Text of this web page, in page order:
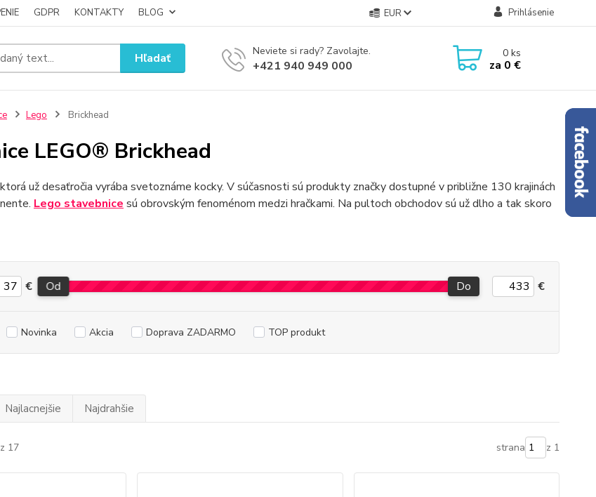
GDPR KONTAKTY BLOG EUR Prihlásenie
Hľadať Neviete si rady? Zavolajte.
+421 940 949 000
0ks
za 0 €
Lego Brickhead
LEGO® Brickhead
už desaťročia vyrába svetoznáme kocky. V súčasnosti sú produkty značky dostupné v približne 130 krajinách
Lego stavebnice sú obrovským fenoménom medzi hračkami. Na pultoch obchodov sú už dlho a tak skoro
€ Od Do €
Novinka Akcia Doprava ZADARMO TOP produkt
Najlacnejšie Najdrahšie
17 strana z 1